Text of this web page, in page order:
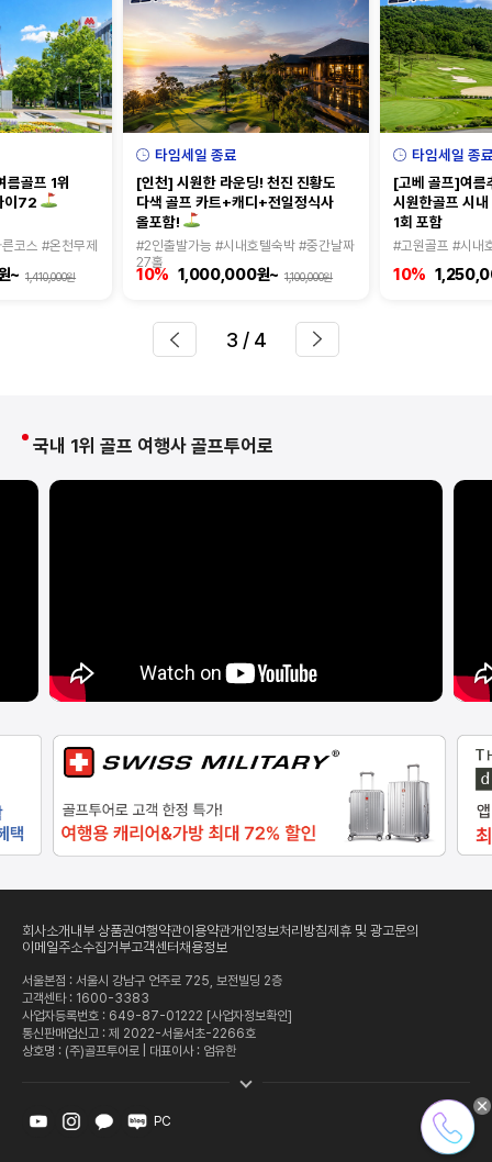
골프 1위
이72
코스 #온천무제
~ 1,410,000원
타임세일 종료
[인천] 시원한 라운딩! 천진 진황도
다색 골프 카트+캐디+전일정식사
올포함!
#2인출발가능 #시내호텔숙박 #중간날짜
27홀
10% 1,000,000원~ 1,100,000원
타임세일 종
[고베 골프]여
시원한골프 시
1회 포함
#고원골프 #시내
10%
3 / 4
국내 1위 골프 여행사 골프투어로
회사소개 내부 상품권여행약관이용약관개인정보처리방침제휴 및 광고문의
이메일주소수집거부고객센터채용정보
서울본점 : 서울시 강남구 언주로 725, 보전빌딩 2층
고객센타 : 1600-3383
사업자등록번호 : 649-87-01222 [사업자정보확인]
통신판매업신고 : 제 2022-서울서초-2266호
상호명 : (주)골프투어로 | 대표이사 : 엄유한
PC